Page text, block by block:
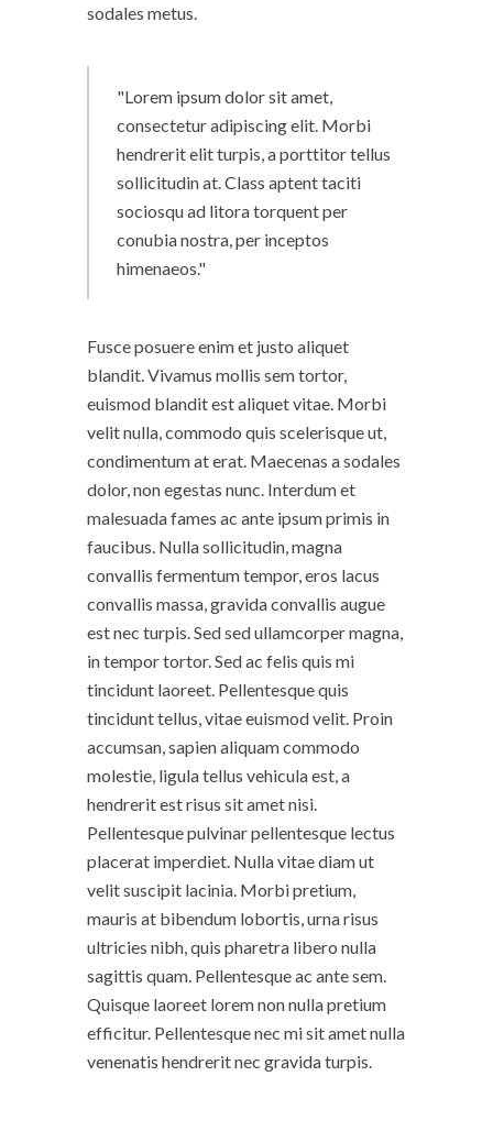
sodales metus.
Lorem ipsum dolor sit amet,
consectetur adipiscing elit. Morbi
hendrerit elit turpis, a porttitor tellus
sollicitudin at. Class aptent taciti
sociosqu ad litora torquent per
conubia nostra, per inceptos
himenaeos.
Fusce posuere enim et justo aliquet
blandit. Vivamus mollis sem tortor,
euismod blandit est aliquet vitae. Morbi
velit nulla, commodo quis scelerisque ut,
condimentum at erat. Maecenas a sodales
dolor, non egestas nunc. Interdum et
malesuada fames ac ante ipsum primis in
faucibus. Nulla sollicitudin, magna
convallis fermentum tempor, eros lacus
convallis massa, gravida convallis augue
est nec turpis. Sed sed ullamcorper magna,
in tempor tortor. Sed ac felis quis mi
tincidunt laoreet. Pellentesque quis
tincidunt tellus, vitae euismod velit. Proin
accumsan, sapien aliquam commodo
molestie, ligula tellus vehicula est, a
hendrerit est risus sit amet nisi.
Pellentesque pulvinar pellentesque lectus
placerat imperdiet. Nulla vitae diam ut
velit suscipit lacinia. Morbi pretium,
mauris at bibendum lobortis, urna risus
ultricies nibh, quis pharetra libero nulla
sagittis quam. Pellentesque ac ante sem.
Quisque laoreet lorem non nulla pretium
efficitur. Pellentesque nec mi sit amet nulla
venenatis hendrerit nec gravida turpis.